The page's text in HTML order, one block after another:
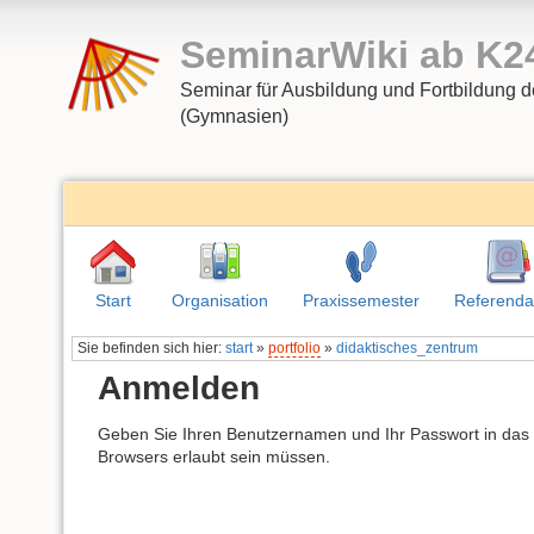
SeminarWiki ab
Seminar für Ausbildung und Fortbildung
(Gymnasien)
Start Organisation Praxissemester
Sie befinden sich hier:start »portfolio »didaktisches_zentrum
Anmelden
Geben Sie Ihren Benutzernamen und Ihr Passwort in
Browsers erlaubt sein müssen.